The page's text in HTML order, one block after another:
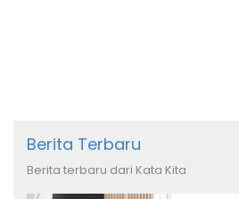
Berita Terbaru
Berita terbaru dari Kata Kita